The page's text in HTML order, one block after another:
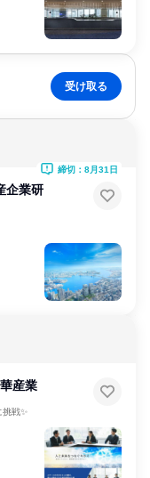
受け取る
企業研
締切：8月31日
産業
戦✨